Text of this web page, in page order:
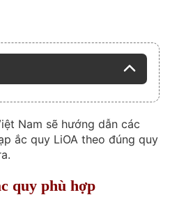
Nam sẽ hướng dẫn các
ắc quy LiOA theo đúng quy
quy phù hợp